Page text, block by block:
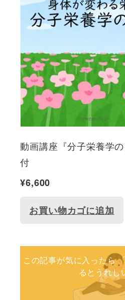
動画講座『分子栄養学
付
¥6,600
お買い物カゴに追加
この記事が気に入ったら
るとうれし